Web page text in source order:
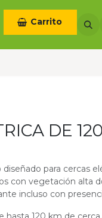
Términos y
Carrito
DE
para cercas
con vegetación alta
incluso con